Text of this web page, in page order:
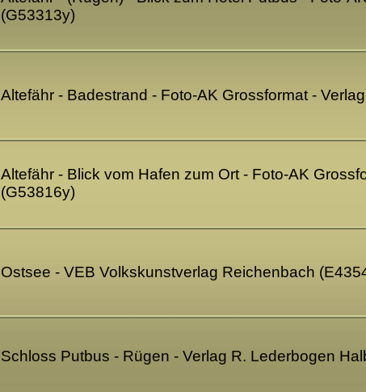
(G53313y)
Altefähr - Badestrand - Foto-AK Grossformat -
Altefähr - Blick vom Hafen zum Ort - Foto-AK
(G53816y)
Ostsee - VEB Volkskunstverlag Reichenbach
Schloss Putbus - Rügen - Verlag R. Lederbogen